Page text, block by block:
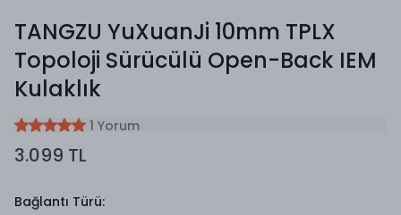
TANGZU YuXuanJi 10mm TPLX
Topoloji Sürücülü Open-Back IEM
Kulaklık
1 Yorum
3.099 TL
Bağlantı Türü: